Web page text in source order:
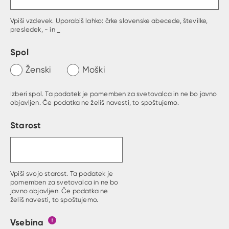
Vpiši vzdevek. Uporabiš lahko: črke slovenske abecede, številke,
presledek, - in _
Spol
Ženski Moški
Izberi spol. Ta podatek je pomemben za svetovalca in ne bo javno
objavljen. Če podatka ne želiš navesti, to spoštujemo.
Starost
Vpiši svojo starost. Ta podatek je
pomemben za svetovalca in ne bo
javno objavljen. Če podatka ne
želiš navesti, to spoštujemo.
Vsebina